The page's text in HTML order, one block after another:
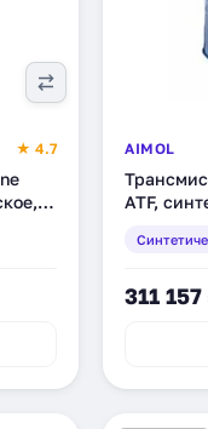
★ 4.7 AIMOL
ATF,
311 157